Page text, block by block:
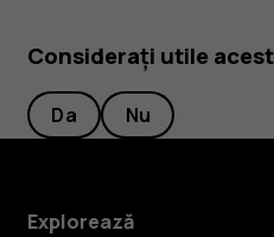
Considerați utile
Da Nu
Explorează